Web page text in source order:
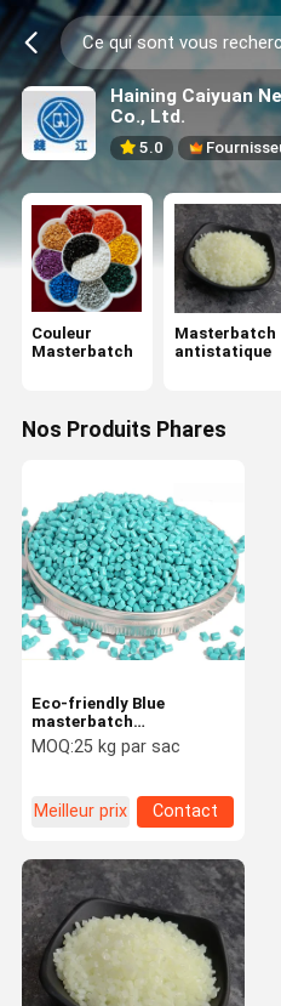
Haining Caiyuan
Co., Ltd.
5.0
Couleur
Masterbatch
Masterbatch
antistatique
Nos Produits Phares
Eco-friendly Blue
masterbatch
biodégradable Couleur
Masterbatch antiblocage
MOQ:25 kg par sac
Meilleur prix Contact